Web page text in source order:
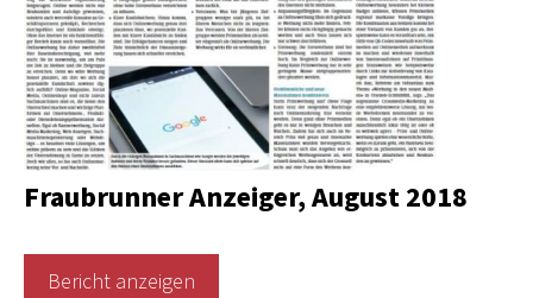
Fraubrunner Anzeiger, August 2018
Bericht anzeigen